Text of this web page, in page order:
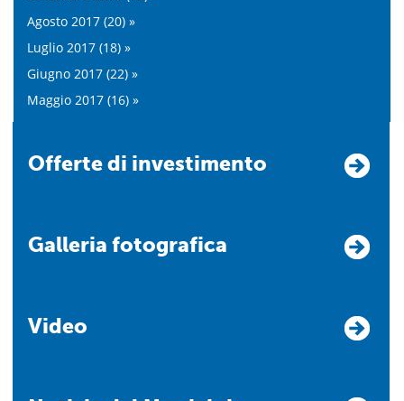
Agosto 2017 (20) »
Luglio 2017 (18) »
Giugno 2017 (22) »
Maggio 2017 (16) »
Offerte di investimento
Galleria fotografica
Video